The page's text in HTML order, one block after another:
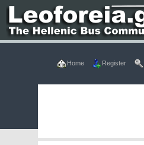
Home Register